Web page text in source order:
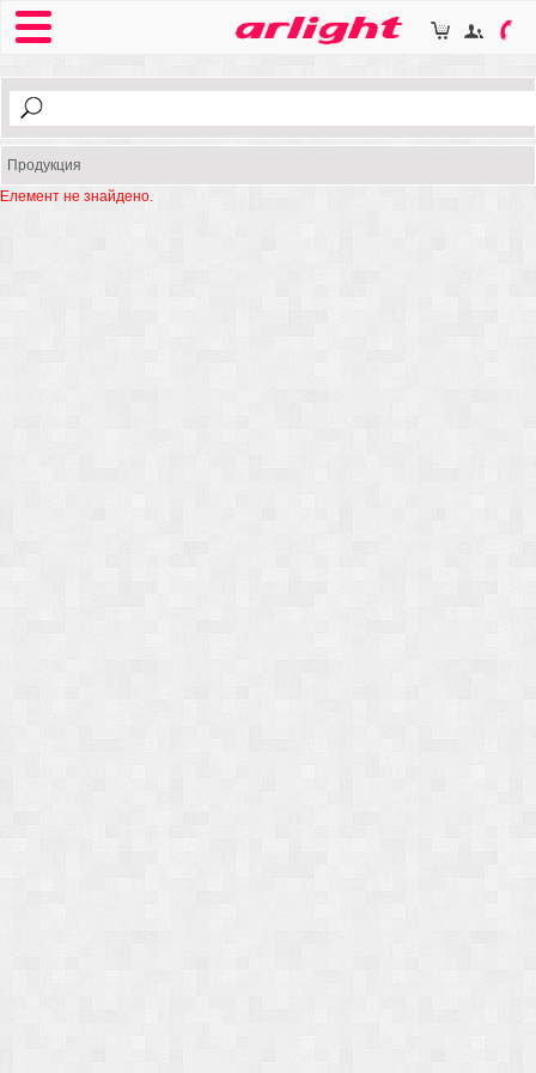
Продукция
Елемент не знайдено.